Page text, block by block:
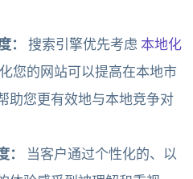
：
搜索引擎优先考虑 本地化
您的网站可以提高在本地市
助您更有效地与本地竞争对
当客户通过个性化的、以